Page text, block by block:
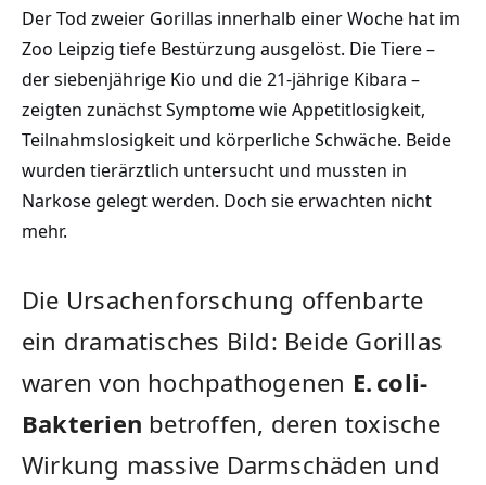
Der Tod zweier Gorillas innerhalb einer Woche hat im
Zoo Leipzig tiefe Bestürzung ausgelöst. Die Tiere –
der siebenjährige Kio und die 21-jährige Kibara –
zeigten zunächst Symptome wie Appetitlosigkeit,
Teilnahmslosigkeit und körperliche Schwäche. Beide
wurden tierärztlich untersucht und mussten in
Narkose gelegt werden. Doch sie erwachten nicht
mehr.
Die Ursachenforschung offenbarte
ein dramatisches Bild: Beide Gorillas
waren von hochpathogenen E. coli-
Bakterien betroffen, deren toxische
Wirkung massive Darmschäden und